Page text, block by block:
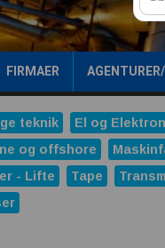
FIRMAER
teknik El og
og offshore
- Lifte Tape